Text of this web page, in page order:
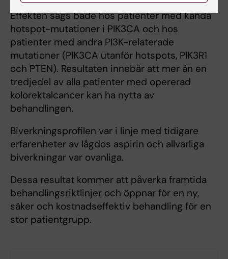
Effekten sågs både hos patienter med kända
hotspot-mutationer i PIK3CA och hos
patienter med andra PI3K-relaterade
mutationer (PIK3CA utanför hotspots, PIK3R1
och PTEN). Resultaten innebär att mer än en
tredjedel av alla patienter med opererad
kolorektalcancer kan ha nytta av
behandlingen.
Biverkningsprofilen var i linje med tidigare
erfarenheter av lågdos aspirin och allvarliga
biverkningar var ovanliga.
Dessa resultat kommer att påverka framtida
behandlingsriktlinjer och öppnar för en ny,
säker och kostnadseffektiv behandling för en
stor patientgrupp.